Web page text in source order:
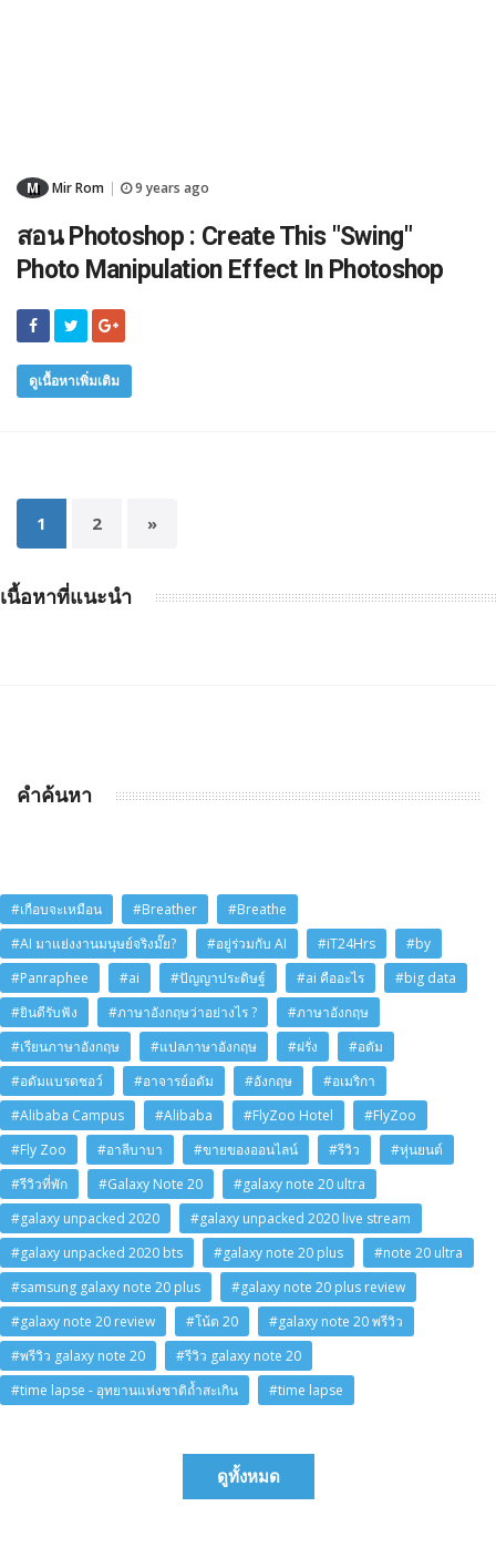
M Mir Rom 9 years ago
สอน Photoshop : Create This "Swing"
Photo Manipulation Effect In Photoshop
ดูเนื้อหาเพิ่มเติม
1 2 »
เนื้อหาที่แนะนำ
คำค้นหา
#เกือบจะเหมือน #Breather
#Breathe
#AI มาแย่งงานมนุษย์จริงมั๊ย?
#อยู่ร่วมกับ AI #iT24Hrs
#by
#Panraphee
#ai #ปัญญาประดิษฐ์ #ai คืออะไร
#big data
#ยินดีรับฟัง
#ภาษาอังกฤษว่าอย่างไร ?
#ภาษาอังกฤษ
#เรียนภาษาอังกฤษ
#แปลภาษาอังกฤษ #ฝรั่ง
#อดัม
#อดัมแบรดชอว์
#อาจารย์อดัม #อังกฤษ
#อเมริกา
#Alibaba Campus
#Alibaba #FlyZoo Hotel
#FlyZoo
#Fly Zoo
#อาลีบาบา #ขายของออนไลน์ #รีวิว
#หุ่นยนต์
#รีวิวที่พัก
#Galaxy Note 20
#galaxy note 20 ultra
#galaxy unpacked 2020
#galaxy unpacked 2020 live stream
#galaxy unpacked 2020 bts
#galaxy note 20 plus
#note 20 ultra
#samsung galaxy note 20 plus
#galaxy note 20 plus review
#galaxy note 20 review
#โน้ต 20
#galaxy note 20 พรีวิว
#พรีวิว galaxy note 20
#รีวิว galaxy note 20
#time lapse - อุทยานแห่งชาติถ้ำสะเกิน
#time lapse
ดูทั้งหมด